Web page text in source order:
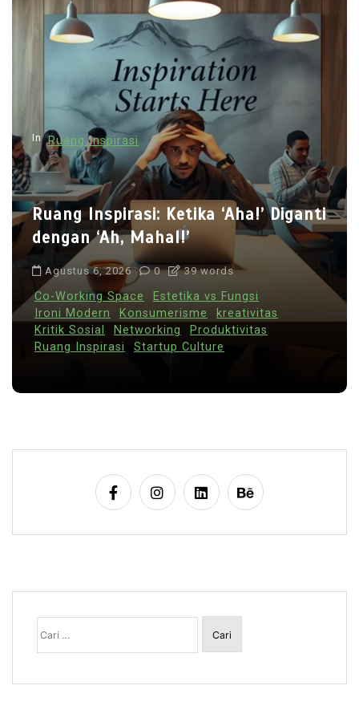
In Ruang Inspirasi
Ruang Inspirasi: Ketika ‘Aha!’ Diganti
dengan ‘Ah, Mahal!’
Agustus 6, 2026 0 39 words
Co-Working Space
Estetika vs Fungsi
Ironi Modern
Konsumerisme
kreativitas
Kritik Sosial
Networking
Produktivitas
Ruang Inspirasi
Startup Culture
Cari
untuk: